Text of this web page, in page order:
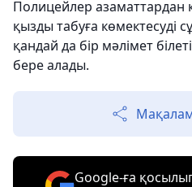
Полицейлер азаматтардан
қызды табуға көмектесуді
қандай да бір мәлімет
бере алады.
Google-ға